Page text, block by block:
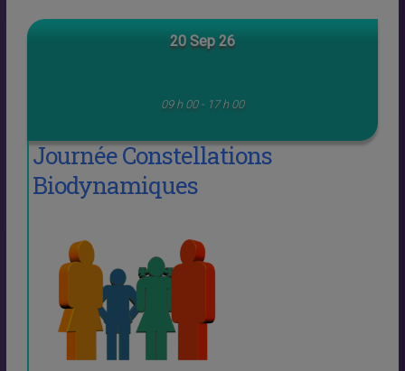
20 Sep 26
09 h 00 - 17 h 00
Journée Constellations
Biodynamiques